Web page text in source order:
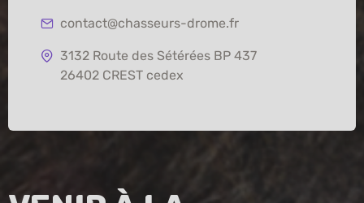
contact@chasseurs-drome.fr
3132 Route des Sétérées BP 437
26402 CREST cedex